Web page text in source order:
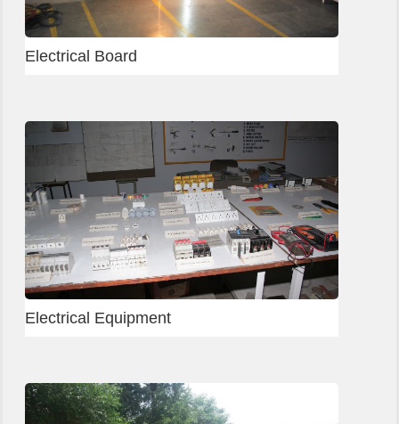
Delhi - Carpenter
Mumbai - Concrete Mason